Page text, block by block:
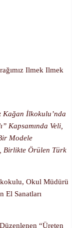
Ilmek Ilmek
Kağan İlkokulu’nda
Kapsamında Veli,
Modele
Birlikte Örülen Türk
Okul Müdürü
El Sanatları
“Üreten